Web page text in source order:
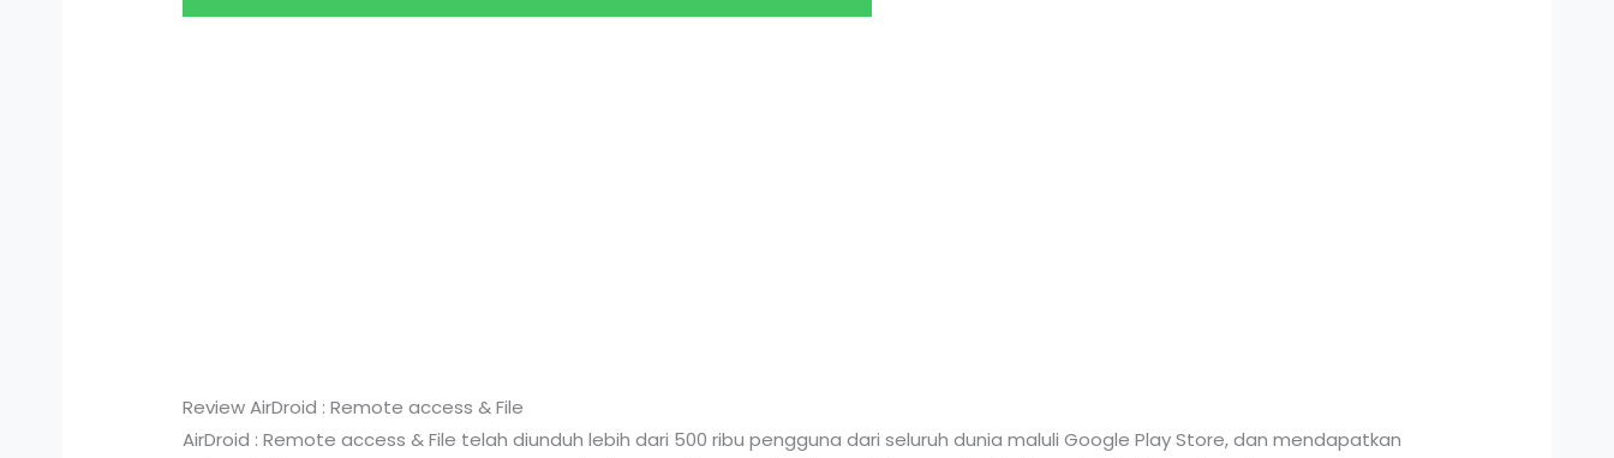
Review AirDroid : Remote access & File
AirDroid : Remote access & File telah diunduh lebih dari 500 ribu pengguna dari seluruh dunia maluli Google Play Store, dan mendapatkan